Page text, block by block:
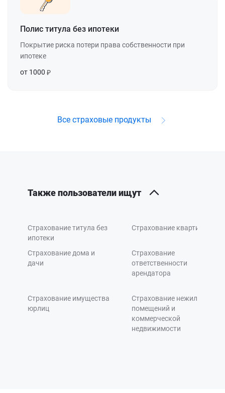
Полис титула без ипотеки
Покрытие риска потери права собственности при
ипотеке
от 1000
Все страховые продукты
Также пользователи ищут
Страхование титула без
ипотеки
Страхование квартиры
Страхование дома и
дачи
Страхование
ответственности
арендатора
Страхование имущества
юрлиц
Страхование нежилых
помещений и
коммерческой
недвижимости